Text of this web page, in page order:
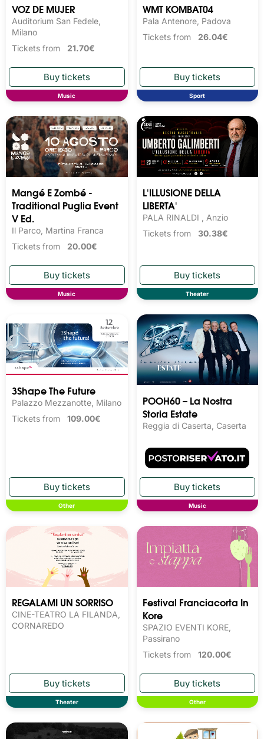
VOZ DE MUJER
Auditorium San Fedele,
Milano
Tickets from 21.70€
Music
WMT KOMBAT04
Pala Antenore, Padova
Tickets from 26.04€
Sport
Mangé E Zombé -
Traditional Puglia Event
V Ed.
Il Parco, Martina Franca
Tickets from 20.00€
Music
L'ILLUSIONE DELLA
LIBERTA'
PALA RINALDI , Anzio
Tickets from 30.38€
Theater
3Shape The Future
Palazzo Mezzanotte, Milano
Tickets from 109.00€
Other
POOH60 – La Nostra
Storia Estate
Reggia di Caserta, Caserta
Music
REGALAMI UN SORRISO
CINE-TEATRO LA FILANDA,
CORNAREDO
Theater
Festival Franciacorta In
Kore
SPAZIO EVENTI KORE,
Passirano
Tickets from 120.00€
Other